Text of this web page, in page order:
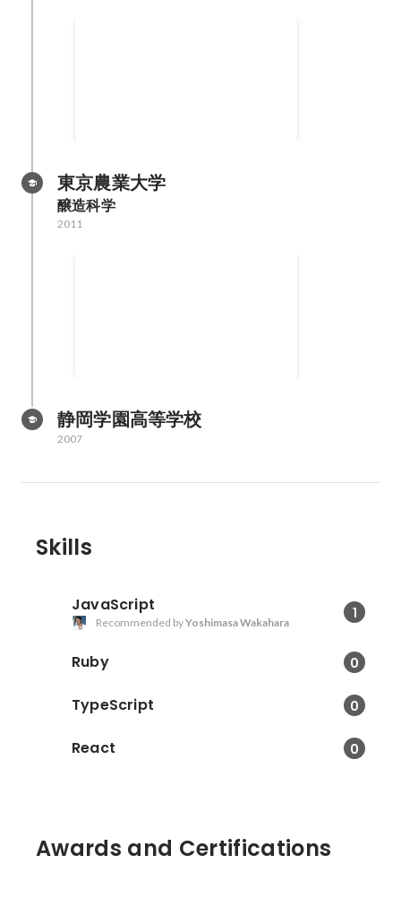
東京農業大学
醸造科学
2011
静岡学園高等学校
2007
Skills
JavaScript 1
Recommended byYoshimasa Wakahara
Ruby 0
TypeScript 0
React 0
Awards and Certifications